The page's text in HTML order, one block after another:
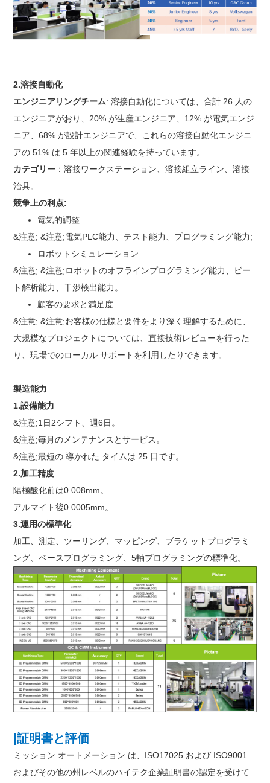
2.溶接自動化
エンジニアリングチーム: 溶接自動化については、合計 26 人の
エンジニアがおり、20% が生産エンジニア、12% が電気エンジ
ニア、68% が設計エンジニアで、これらの溶接自動化エンジニ
アの 51% は 5 年以上の関連経験を持っています。
カテゴリー ：溶接ワークステーション、溶接組立ライン、溶接
治具。
競争上の利点:
電気的調整
&注意; &注意;電気PLC能力、テスト能力、プログラミング能力;
ロボットシミュレーション
&注意; &注意;ロボットのオフラインプログラミング能力、ビー
ト解析能力、干渉検出能力。
顧客の要求と満足度
&注意; &注意;お客様の仕様と要件をより深く理解するために、
大規模なプロジェクトについては、直接技術レビューを行った
り、現場でのローカル サポートを利用したりできます。
製造能力
1.設備能力
&注意;1日2シフト、週6日。
&注意;毎月のメンテナンスとサービス。
&注意;最短の 導かれた タイムは 25 日です。
2.加工精度
陽極酸化前は0.008mm。
アルマイト後0.0005mm。
3.運用の標準化
加工、測定、ツーリング、マッピング、ブラケットプログラミ
ング、ベースプログラミング、5軸プログラミングの標準化。
|証明書と評価
ミッション オートメーション は、ISO17025 および ISO9001
およびその他の州レベルのハイテク企業証明書の認定を受けて